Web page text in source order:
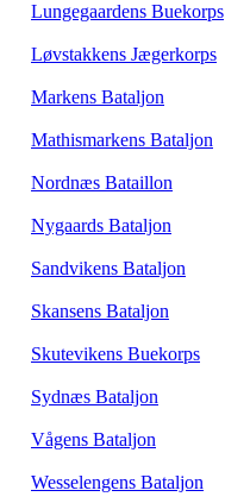
Lungegaardens Buekorps
Løvstakkens Jægerkorps
Markens Bataljon
Mathismarkens Bataljon
Nordnæs Bataillon
Nygaards Bataljon
Sandvikens Bataljon
Skansens Bataljon
Skutevikens Buekorps
Sydnæs Bataljon
Vågens Bataljon
Wesselengens Bataljon